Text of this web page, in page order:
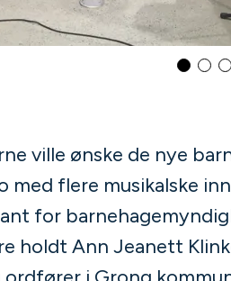
ville ønske de nye
med flere musikalske
for
holdt Ann Jeanett